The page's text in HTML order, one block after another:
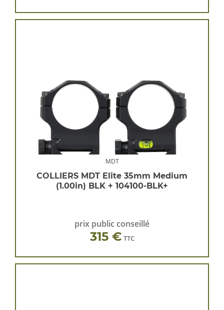
MDT
COLLIERS MDT Elite 35mm Medium
(1.00in) BLK + 104100-BLK+
prix public conseillé
315 € TTC